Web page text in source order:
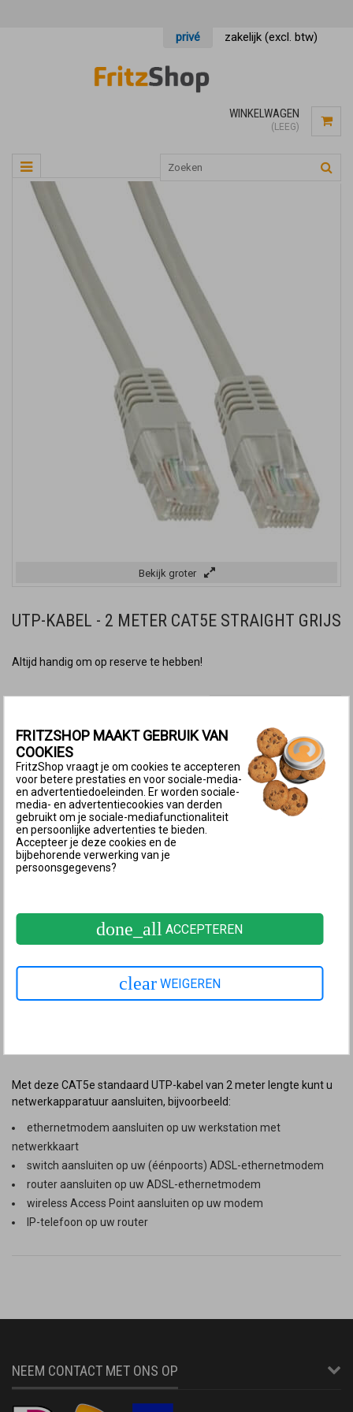
privé zakelijk (excl. btw)
WINKELWAGEN
(LEEG)
Bekijk groter
UTP-KABEL - 2 METER CAT5E STRAIGHT GRIJS
Altijd handig om op reserve te hebben!
✓ Gratis verzending
vanaf € 30,00
✓Voor 17.00 besteld,
morgen in huis
✓Technische helpdesk
voor al je vragen
✓14 dagen
Referentie: CAT5eUTP2MGrey
Beschikbaarheid: op voorraad
Aantal :
€ 2,89
Met deze CAT5e standaard UTP-kabel van 2 meter lengte kunt u
netwerkapparatuur aansluiten, bijvoorbeeld:
ethernetmodem aansluiten op uw werkstation met
netwerkkaart
switch aansluiten op uw (éénpoorts) ADSL-ethernetmodem
router aansluiten op uw ADSL-ethernetmodem
wireless Access Point aansluiten op uw modem
IP-telefoon op uw router
NEEM CONTACT MET ONS OP
FRITZSHOP MAAKT GEBRUIK VAN
COOKIES
FritzShop vraagt je om cookies te accepteren
voor betere prestaties en voor sociale-media-
en advertentiedoeleinden. Er worden sociale-
media- en advertentiecookies van derden
gebruikt om je sociale-mediafunctionaliteit
en persoonlijke advertenties te bieden.
Accepteer je deze cookies en de
bijbehorende verwerking van je
persoonsgegevens?
done_all ACCEPTEREN
clear WEIGEREN